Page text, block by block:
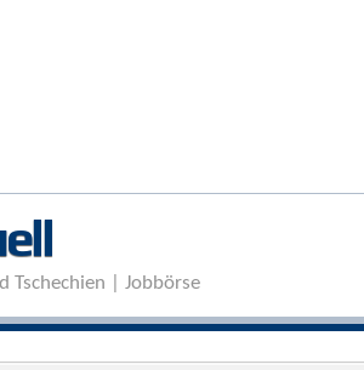
Tschechien | Jobbörse